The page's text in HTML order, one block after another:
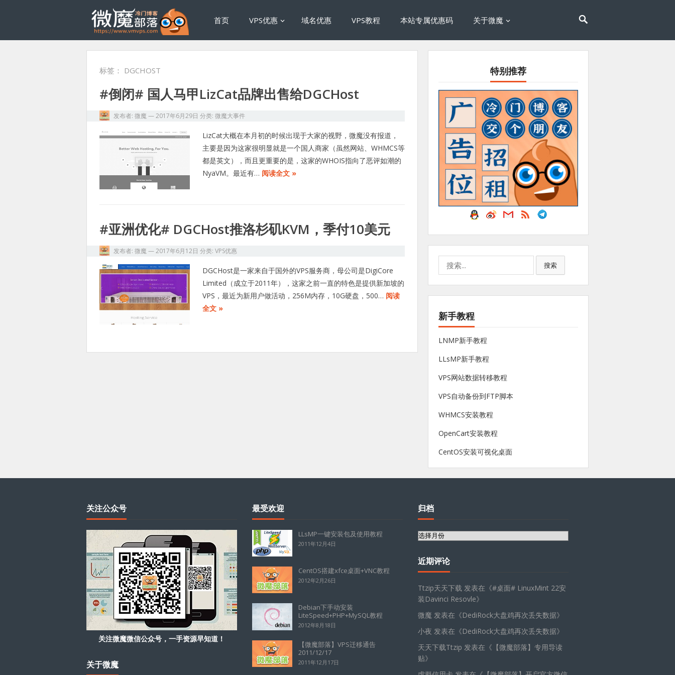
首页 VPS优惠 域名优惠 VPS教程 本站专属优惠码 关于微魔
标签： DGCHOST
#倒闭# 国人马甲LizCat品牌出售给DGCHost
发布者: 微魔 —2017年6月29日 分类: 微魔大事件
LizCat大概在本月初的时候出现于大家的视野，微魔没有报道，
主要是因为这家很明显就是一个国人商家（虽然网站、WHMCS等
都是英文），而且更重要的是，这家的WHOIS指向了恶评如潮的
NyaVM。最近有… 阅读全文 »
#亚洲优化# DGCHost推洛杉矶KVM，季付10美元
发布者: 微魔 —2017年6月12日 分类: VPS优惠
DGCHost是一家来自于国外的VPS服务商，母公司是DigiCore
Limited（成立于2011年），这家之前一直的特色是提供新加坡的
VPS，最近为新用户做活动，256M内存，10G硬盘，500… 阅读
全文 »
特别推荐
搜索
新手教程
LNMP新手教程
LLsMP新手教程
VPS网站数据转移教程
VPS自动备份到FTP脚本
WHMCS安装教程
OpenCart安装教程
CentOS安装可视化桌面
关注公众号
关注微魔微信公众号，一手资源早知道！
关于微魔
最受欢迎
LLsMP一键安装包及使用教程
2011年12月4日
CentOS搭建xfce桌面+VNC教程
2012年2月26日
Debian下手动安装
LiteSpeed+PHP+MySQL教程
2012年8月18日
【微魔部落】VPS迁移通告
2011/12/17
2011年12月17日
归档
归
近期评论
Ttzip天天下载 发表在《#桌面# LinuxMint 22安
装Davinci Resovle》
微魔 发表在《DediRock大盘鸡再次丢失数据》
小夜 发表在《DediRock大盘鸡再次丢失数据》
天天下载Ttzip 发表在《 【微魔部落】专用导读
贴》